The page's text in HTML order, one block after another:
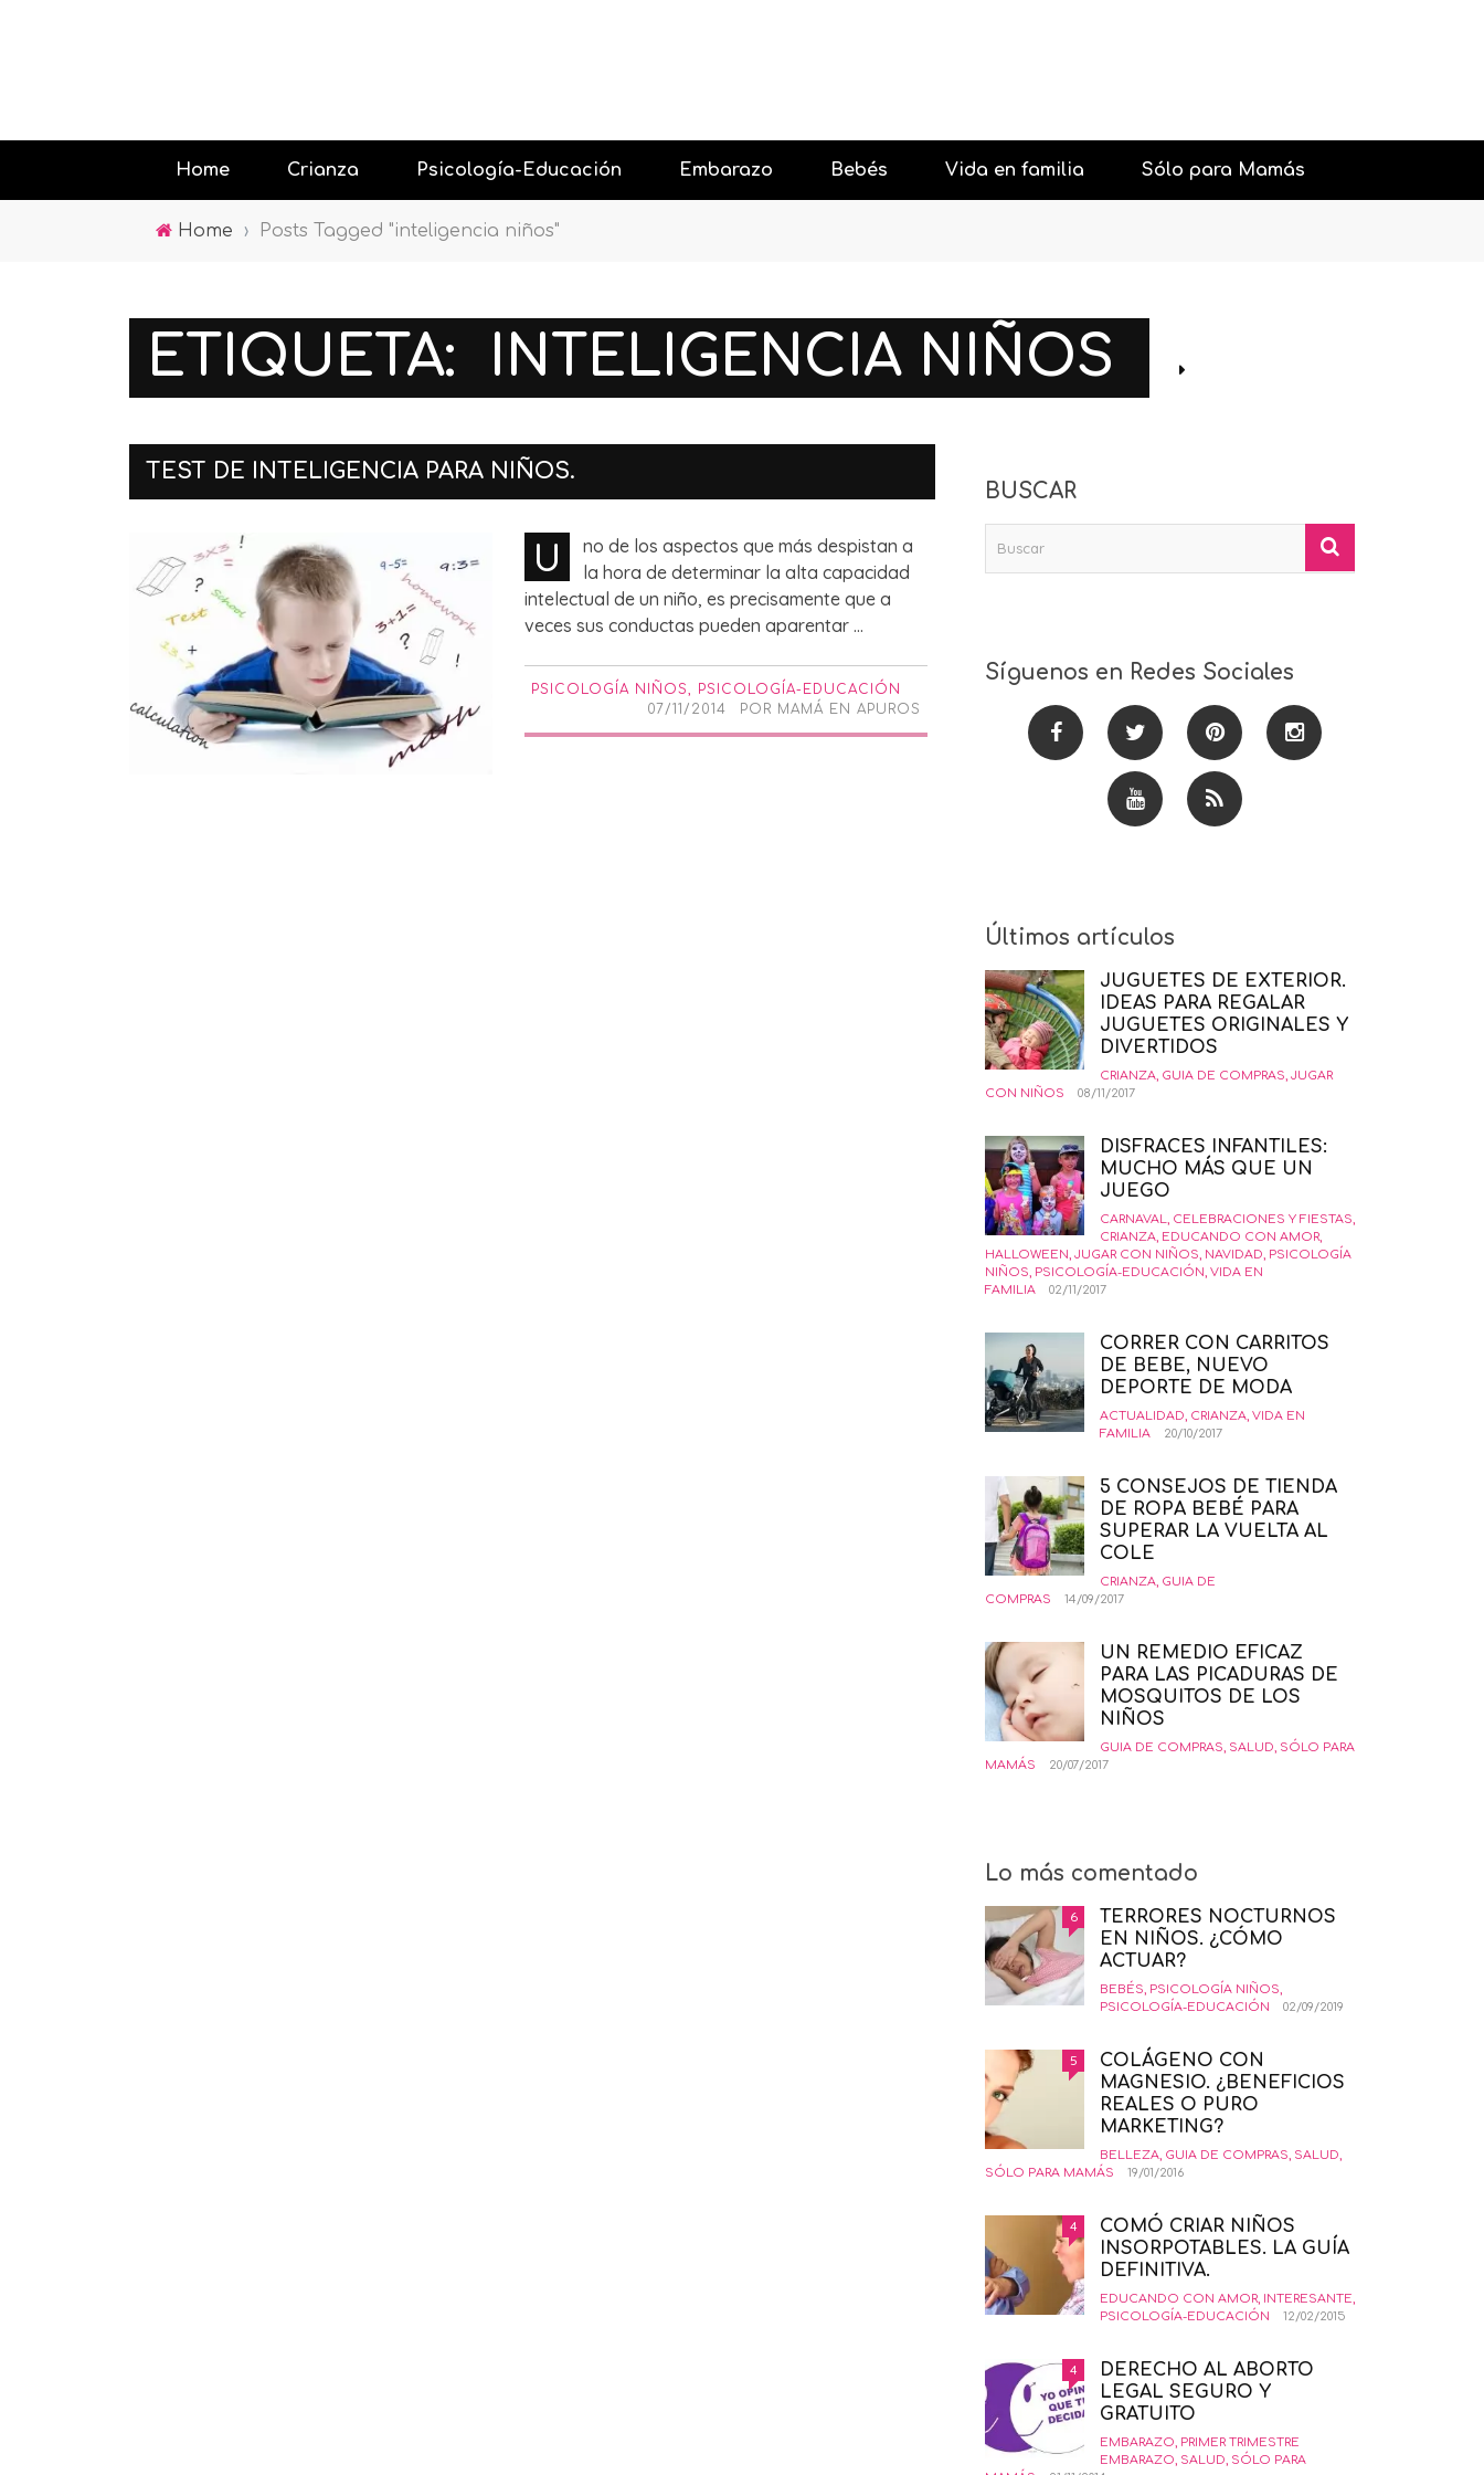
Home Crianza Psicología-Educación
Psicología niños
la tecnología y los niños
Embarazo
Segundo trimestre embarazo
Tercer trimestre embarazo
Después del embarazo
Bebés Vida en familia
Salir con niños
Vacaciones con niños
Sólo para Mamás
Pareja
Home › Posts Tagged "inteligencia niños"
ETIQUETA: INTELIGENCIA NIÑOS
TEST DE INTELIGENCIA PARA NIÑOS.
U
no de los aspectos que más despistan a
la hora de determinar la alta capacidad
intelectual de un niño, es precisamente que a
veces sus conductas pueden aparentar ...
PSICOLOGÍA NIÑOS, PSICOLOGÍA-EDUCACIÓN
07/11/2014
POR MAMÁ EN APUROS
BUSCAR
Síguenos en Redes Sociales
Últimos artículos
JUGUETES DE EXTERIOR.
IDEAS PARA REGALAR
JUGUETES ORIGINALES Y
DIVERTIDOS
CRIANZA GUIA DE COMPRAS JUGAR
CON NIÑOS
08/11/2017
DISFRACES INFANTILES:
MUCHO MÁS QUE UN
JUEGO
CARNAVAL CELEBRACIONES Y FIESTAS
CRIANZA EDUCANDO CON AMOR
HALLOWEEN JUGAR CON NIÑOS NAVIDAD PSICOLOGÍA
NIÑOS PSICOLOGÍA-EDUCACIÓN VIDA EN
FAMILIA
02/11/2017
CORRER CON CARRITOS
DE BEBE, NUEVO
DEPORTE DE MODA
ACTUALIDAD CRIANZA VIDA EN
FAMILIA
20/10/2017
5 CONSEJOS DE TIENDA
DE ROPA BEBÉ PARA
SUPERAR LA VUELTA AL
COLE
CRIANZA GUIA DE
COMPRAS
14/09/2017
UN REMEDIO EFICAZ
PARA LAS PICADURAS DE
MOSQUITOS DE LOS
NIÑOS
GUIA DE COMPRAS SALUD SÓLO PARA
MAMÁS
20/07/2017
Lo más comentado
6
TERRORES NOCTURNOS
EN NIÑOS. ¿CÓMO
ACTUAR?
BEBÉS, PSICOLOGÍA NIÑOS,
PSICOLOGÍA-EDUCACIÓN
02/09/2019
5
COLÁGENO CON
MAGNESIO. ¿BENEFICIOS
REALES O PURO
MARKETING?
BELLEZA, GUIA DE COMPRAS, SALUD,
SÓLO PARA MAMÁS
19/01/2016
4
COMÓ CRIAR NIÑOS
INSORPOTABLES. LA GUÍA
DEFINITIVA.
EDUCANDO CON AMOR, INTERESANTE,
PSICOLOGÍA-EDUCACIÓN
12/02/2015
4
DERECHO AL ABORTO
LEGAL SEGURO Y
GRATUITO
EMBARAZO, PRIMER TRIMESTRE
EMBARAZO, SALUD, SÓLO PARA